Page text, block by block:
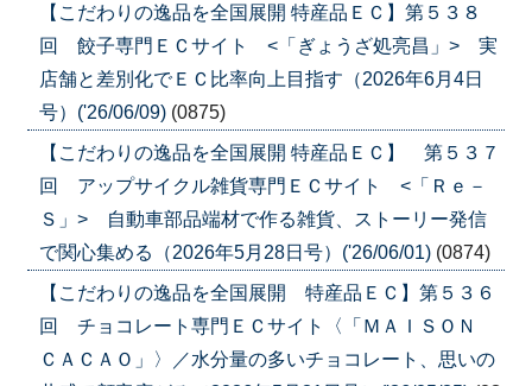
【こだわりの逸品を全国展開 特産品ＥＣ】第５３８
回 餃子専門ＥＣサイト <「ぎょうざ処亮昌」> 実
店舗と差別化でＥＣ比率向上目指す（2026年6月4日
号）('26/06/09) (0875)
【こだわりの逸品を全国展開 特産品ＥＣ】 第５３７
回 アップサイクル雑貨専門ＥＣサイト <「Ｒｅ－
Ｓ」> 自動車部品端材で作る雑貨、ストーリー発信
で関心集める（2026年5月28日号）('26/06/01) (0874)
【こだわりの逸品を全国展開 特産品ＥＣ】第５３６
回 チョコレート専門ＥＣサイト〈「ＭＡＩＳＯＮ
ＣＡＣＡＯ」〉／水分量の多いチョコレート、思いの